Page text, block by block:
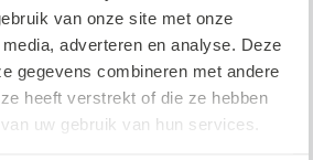
van onze site met onze
adverteren en analyse. Deze
gegevens combineren met andere
heeft verstrekt of die ze hebben
uw gebruik van hun services.